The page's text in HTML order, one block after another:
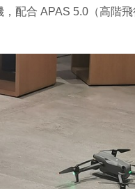
配合 APAS 5.0（高階